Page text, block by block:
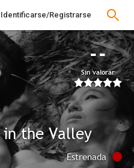
Identificarse/Registrarse
--
Sin valorar
in the Valley
Estrenada